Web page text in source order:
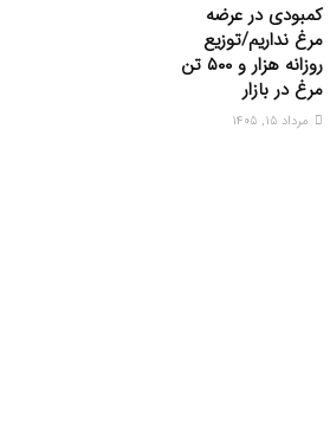
کمبودی در عرضه
مرغ نداریم/توزیع
روزانه هزار و ۵۰۰ تن
مرغ در بازار
مرداد ۱۵, ۱۴۰۵